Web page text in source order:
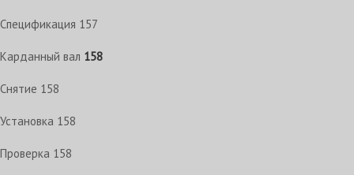
Спецификация 157
Карданный вал 158
Снятие 158
Установка 158
Проверка 158